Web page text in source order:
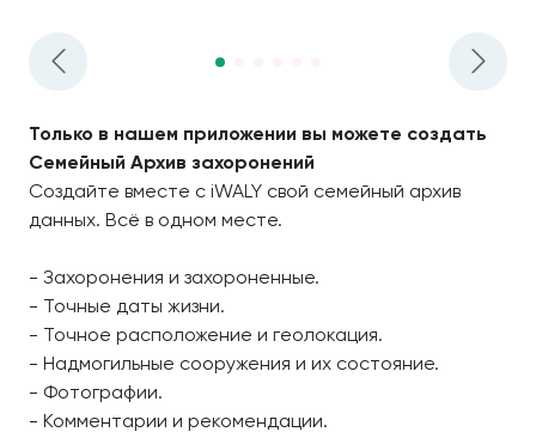
Только в нашем приложении вы можете создать
Семейный Архив захоронений
Создайте вместе с iWALY свой семейный архив
данных. Всё в одном месте.
- Захоронения и захороненные.
- Точные даты жизни.
- Точное расположение и геолокация.
- Надмогильные сооружения и их состояние.
- Фотографии.
- Комментарии и рекомендации.